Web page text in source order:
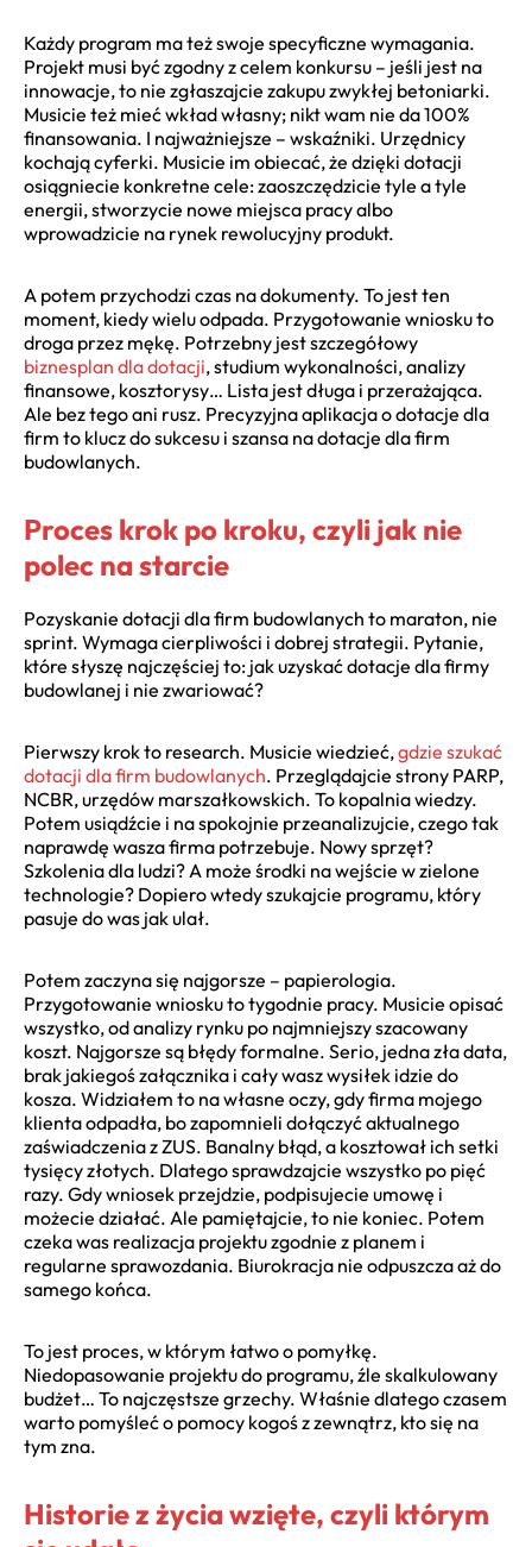
Każdy program ma też swoje specyficzne wymagania.
Projekt musi być zgodny z celem konkursu – jeśli jest na
innowacje, to nie zgłaszajcie zakupu zwykłej betoniarki.
Musicie też mieć wkład własny; nikt wam nie da 100%
finansowania. I najważniejsze – wskaźniki. Urzędnicy
kochają cyferki. Musicie im obiecać, że dzięki dotacji
osiągniecie konkretne cele: zaoszczędzicie tyle a tyle
energii, stworzycie nowe miejsca pracy albo
wprowadzicie na rynek rewolucyjny produkt.
A potem przychodzi czas na dokumenty. To jest ten
moment, kiedy wielu odpada. Przygotowanie wniosku to
droga przez mękę. Potrzebny jest szczegółowy
biznesplan dla dotacji, studium wykonalności, analizy
finansowe, kosztorysy… Lista jest długa i przerażająca.
Ale bez tego ani rusz. Precyzyjna aplikacja o dotacje dla
firm to klucz do sukcesu i szansa na dotacje dla firm
budowlanych.
Proces krok po kroku, czyli jak nie
polec na starcie
Pozyskanie dotacji dla firm budowlanych to maraton, nie
sprint. Wymaga cierpliwości i dobrej strategii. Pytanie,
które słyszę najczęściej to: jak uzyskać dotacje dla firmy
budowlanej i nie zwariować?
Pierwszy krok to research. Musicie wiedzieć,gdzie szukać
dotacji dla firm budowlanych. Przeglądajcie strony PARP,
NCBR, urzędów marszałkowskich. To kopalnia wiedzy.
Potem usiądźcie i na spokojnie przeanalizujcie, czego tak
naprawdę wasza firma potrzebuje. Nowy sprzęt?
Szkolenia dla ludzi? A może środki na wejście w zielone
technologie? Dopiero wtedy szukajcie programu, który
pasuje do was jak ulał.
Potem zaczyna się najgorsze – papierologia.
Przygotowanie wniosku to tygodnie pracy. Musicie opisać
wszystko, od analizy rynku po najmniejszy szacowany
koszt. Najgorsze są błędy formalne. Serio, jedna zła data,
brak jakiegoś załącznika i cały wasz wysiłek idzie do
kosza. Widziałem to na własne oczy, gdy firma mojego
klienta odpadła, bo zapomnieli dołączyć aktualnego
zaświadczenia z ZUS. Banalny błąd, a kosztował ich setki
tysięcy złotych. Dlatego sprawdzajcie wszystko po pięć
razy. Gdy wniosek przejdzie, podpisujecie umowę i
możecie działać. Ale pamiętajcie, to nie koniec. Potem
czeka was realizacja projektu zgodnie z planem i
regularne sprawozdania. Biurokracja nie odpuszcza aż do
samego końca.
To jest proces, w którym łatwo o pomyłkę.
Niedopasowanie projektu do programu, źle skalkulowany
budżet… To najczęstsze grzechy. Właśnie dlatego czasem
warto pomyśleć o pomocy kogoś z zewnątrz, kto się na
tym zna.
Historie z życia wzięte, czyli którym